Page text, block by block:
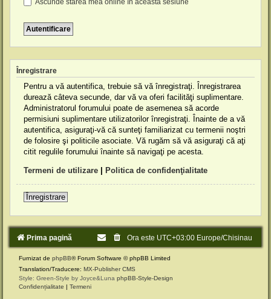
Ascunde starea mea online în această sesiune
Înregistrare
Pentru a vă autentifica, trebuie să vă înregistraţi. Înregistrarea
durează câteva secunde, dar vă va oferi facilităţi suplimentare.
Administratorul forumului poate de asemenea să acorde
permisiuni suplimentare utilizatorilor înregistraţi. Înainte de a vă
autentifica, asiguraţi-vă că sunteţi familiarizat cu termenii noştri
de folosire şi politicile asociate. Vă rugăm să vă asiguraţi că aţi
citit regulile forumului înainte să navigaţi pe acesta.
Termeni de utilizare Politica de confidenţialitate
Înregistrare
Prima pagină Ora este UTC+03:00 Europe/Chisinau
Furnizat de phpBB® Forum Software © phpBB Limited
Translation/Traducere: MX-Publisher CMS
Style: Green-Style by Joyce&Luna phpBB-Style-Design
Confidențialitate | Termeni